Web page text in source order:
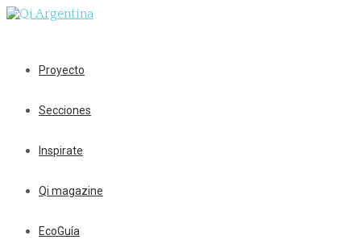
Proyecto
Secciones
Inspirate
Qi magazine
EcoGuía